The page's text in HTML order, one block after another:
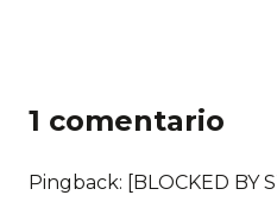
1 comentario
Pingback: [BLOCKED BY